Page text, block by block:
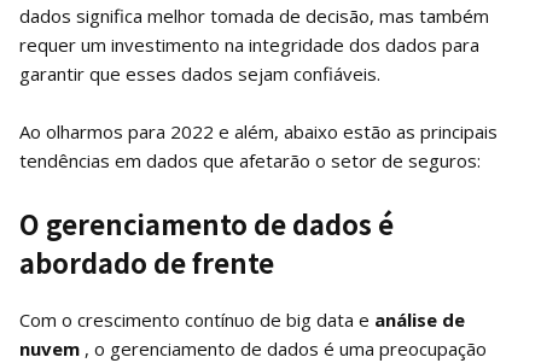
dados significa melhor tomada de decisão, mas também
requer um investimento na integridade dos dados para
garantir que esses dados sejam confiáveis.
Ao olharmos para 2022 e além, abaixo estão as principais
tendências em dados que afetarão o setor de seguros:
O gerenciamento de dados é
abordado de frente
Com o crescimento contínuo de big data e análise de
nuvem , o gerenciamento de dados é uma preocupação